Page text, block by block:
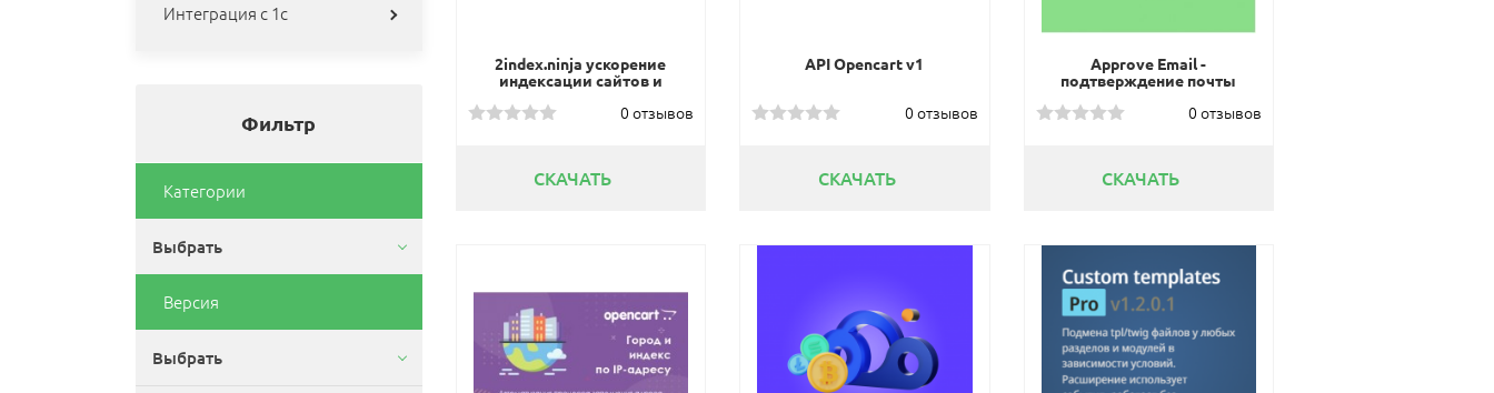
Интеграция с 1с
Фильтр
Категории
Выбрать
Версия
Выбрать
2index.ninja ускорение
индексации сайтов и
Google, Bing и Яндекс
0 отзывов
СКАЧАТЬ
API Opencart v1
0 отзывов
СКАЧАТЬ
Approve Email -
подтверждение почты
после регистрации
0 отзывов
СКАЧАТЬ